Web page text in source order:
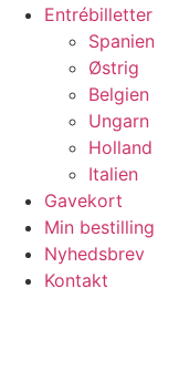
Entrébilletter
Spanien
Østrig
Belgien
Ungarn
Holland
Italien
Gavekort
Min bestilling
Nyhedsbrev
Kontakt